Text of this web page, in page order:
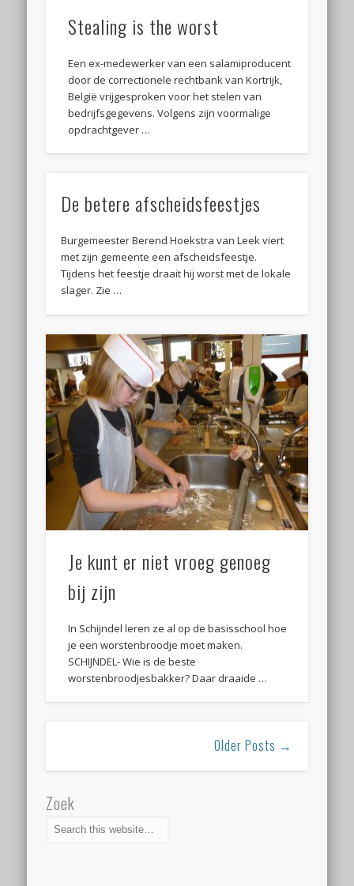
Stealing is the worst
Een ex-medewerker van een salamiproducent
door de correctionele rechtbank van Kortrijk,
België vrijgesproken voor het stelen van
bedrijfsgegevens. Volgens zijn voormalige
opdrachtgever …
De betere afscheidsfeestjes
Burgemeester Berend Hoekstra van Leek viert
met zijn gemeente een afscheidsfeestje.
Tijdens het feestje draait hij worst met de lokale
slager. Zie …
Je kunt er niet vroeg genoeg
bij zijn
In Schijndel leren ze al op de basisschool hoe
je een worstenbroodje moet maken.
SCHIJNDEL- Wie is de beste
worstenbroodjesbakker? Daar draaide …
Older Posts →
Zoek